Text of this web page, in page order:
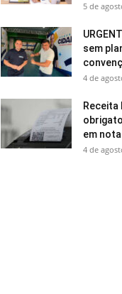
5 de
sem
4 de
Receita
em
4 de